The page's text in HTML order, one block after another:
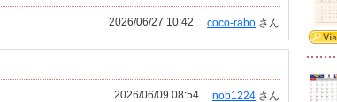
coco-rabo さん
2026/06/27 10:42
nob1224 さん
2026/06/09 08:54